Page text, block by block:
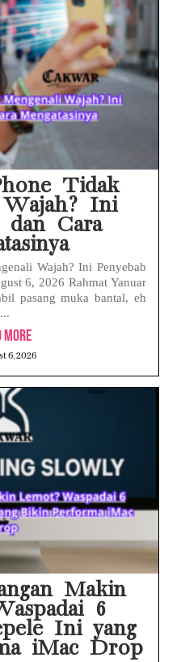
Tidak
Ini
dan Cara
Wajah? Ini Penyebab
6, 2026 Rahmat Yanuar
pasang muka bantal, eh
More
6, 2026
Makin
6
Ini yang
iMac Drop